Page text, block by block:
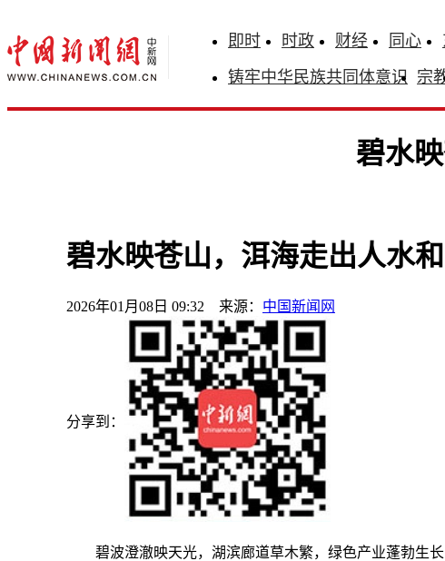
即时 时政 财经 同心
铸牢中华民族共同体意识 宗
碧水
碧水映苍山，洱海走出人水
2026年01月08日 09:32 来源： 中国新闻网
分享到：
碧波澄澈映天光，湖滨廊道草木繁，绿色产业蓬勃生